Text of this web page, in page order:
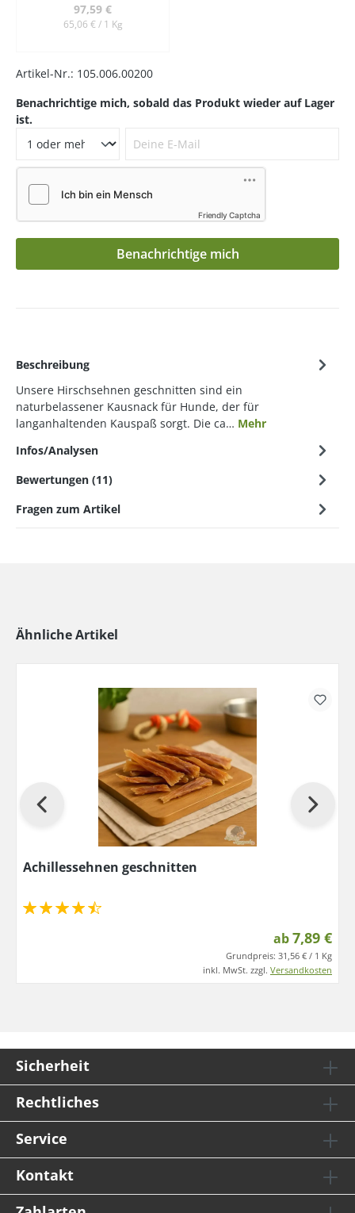
97,59 €
65,06 € / 1 Kg
Artikel-Nr.: 105.006.00200
Benachrichtige mich, sobald das Produkt wieder auf Lager
ist.
Friendly Captcha
Benachrichtige mich
Beschreibung
Unsere Hirschsehnen geschnitten sind ein
naturbelassener Kausnack für Hunde, der für
langanhaltenden Kauspaß sorgt. Die ca… Mehr
Infos/Analysen
Bewertungen (11)
Fragen zum Artikel
Ähnliche Artikel
Achillessehnen geschnitten
ab7,89 €
Grundpreis: 31,56 € / 1 Kg
inkl. MwSt. zzgl. Versandkosten
Sicherheit
Rechtliches
Service
Kontakt